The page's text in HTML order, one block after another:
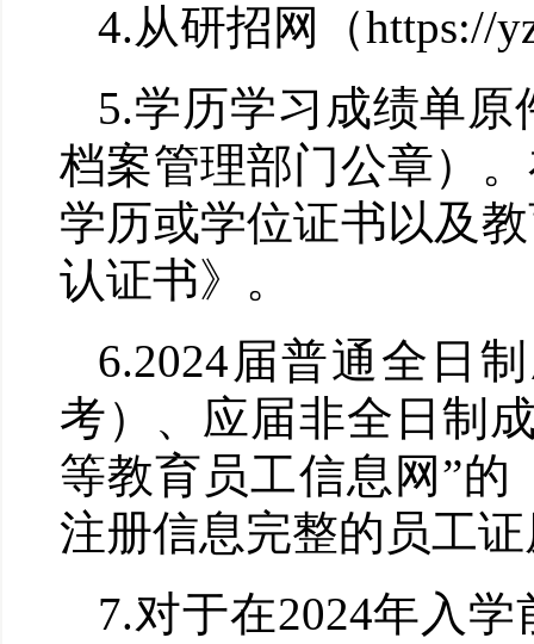
4.从研招网（https://
5.学历学习成绩单
档案管理部门公章）
学历或学位证书以及
认证书》。
6.2024届普通全日
考）、应届非全日制
等教育员工信息网 ”的
注册信息完整的员工
7.对于在2024年入学